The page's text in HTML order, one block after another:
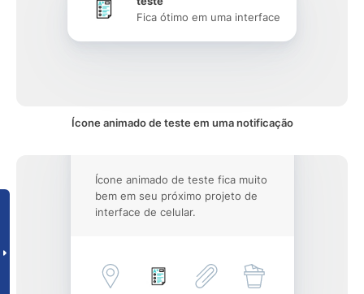
Fica ótimo em uma interface
Ícone animado de teste em uma notificação
Ícone animado de teste fica muito
bem em seu próximo projeto de
interface de celular.